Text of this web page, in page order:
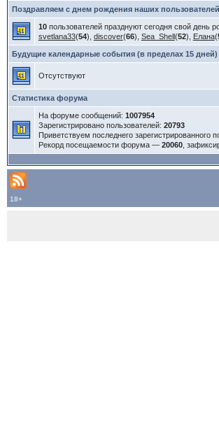
Поздравляем с днем рождения наших
10пользователей празднуют сегодня свой день
svetlana33(54), discover(66), Sea_Shell(52), Елана(
Будущие календарные события (в пределах 15 дней)
Отсутствуют
Статистика форума
На форуме сообщений: 1007954
Зарегистрировано пользователей: 20793
Приветствуем последнего зарегистрированного
Рекорд посещаемости форума — 20060,
18+